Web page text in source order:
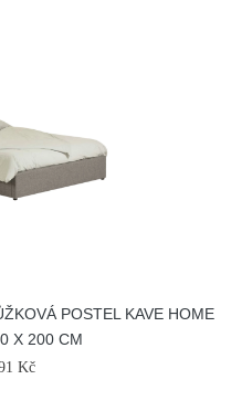
POSTEL KAVE HOME
X 200 CM
Kč